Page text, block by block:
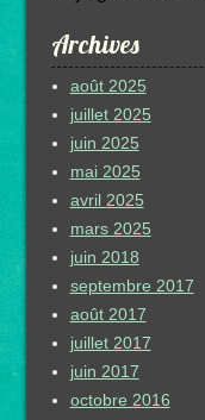
Archives
août 2025
juillet 2025
juin 2025
mai 2025
avril 2025
mars 2025
juin 2018
septembre 2017
août 2017
juillet 2017
juin 2017
octobre 2016